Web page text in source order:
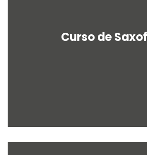
Curso de